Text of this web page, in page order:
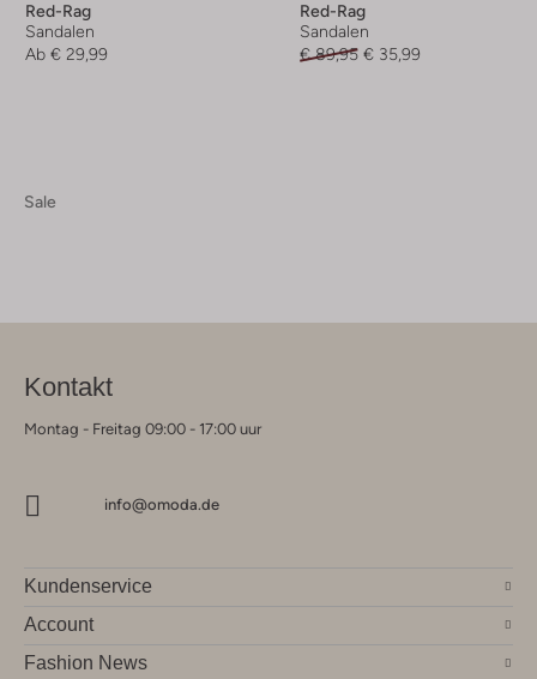
Red-Rag
Sandalen
Ab € 29,99
Red-Rag
Sandalen
€ 89,95 € 35,99
Sale
Kontakt
Montag - Freitag 09:00 - 17:00 uur
info@omoda.de
Kundenservice
Account
Fashion News